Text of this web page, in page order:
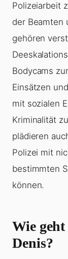
Polizeiarbeit
der Beamten
gehören
Bodycams
Einsätzen
mit sozialen
Kriminalität
plädieren
Polizei mit
bestimmten
können.
Wie
Denis?